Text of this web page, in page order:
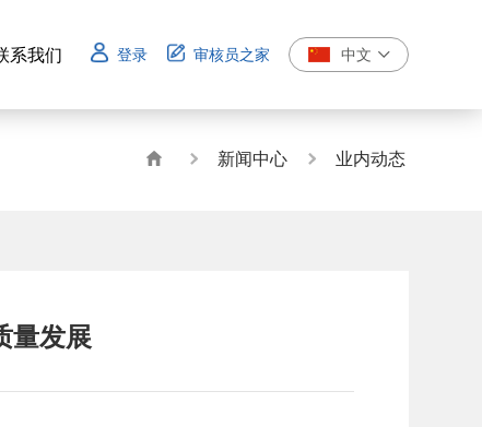
系我们 登录 审核员之家 中文
新闻中心 业内动态
量发展